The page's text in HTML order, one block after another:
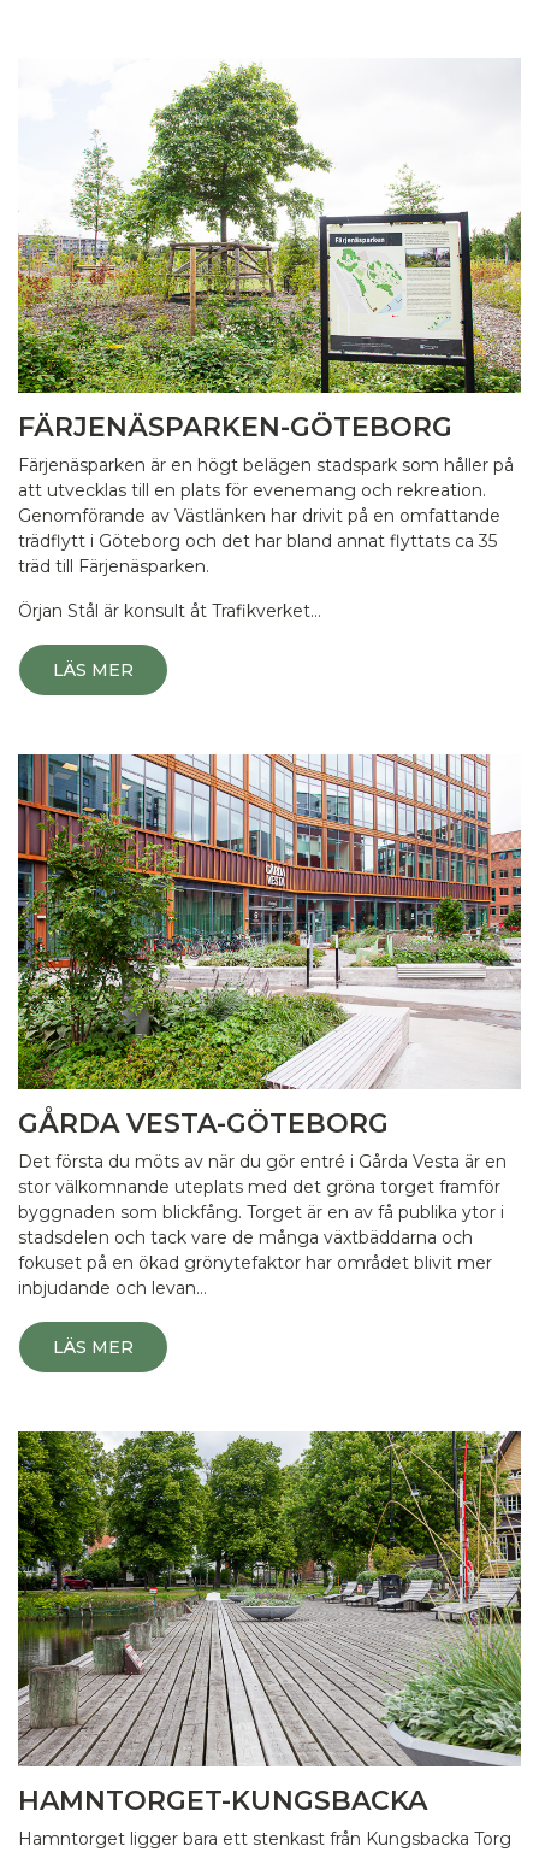
FÄRJENÄSPARKEN-GÖTEBORG
Färjenäsparken är en högt belägen stadspark som håller på
att utvecklas till en plats för evenemang och rekreation.
Genomförande av Västlänken har drivit på en omfattande
trädflytt i Göteborg och det har bland annat flyttats ca 35
träd till Färjenäsparken.
Örjan Stål är konsult åt Trafikverket…
LÄS MER
GÅRDA VESTA-GÖTEBORG
Det första du möts av när du gör entré i Gårda Vesta är en
stor välkomnande uteplats med det gröna torget framför
byggnaden som blickfång. Torget är en av få publika ytor i
stadsdelen och tack vare de många växtbäddarna och
fokuset på en ökad grönytefaktor har området blivit mer
inbjudande och levan…
LÄS MER
HAMNTORGET-KUNGSBACKA
Hamntorget ligger bara ett stenkast från Kungsbacka Torg